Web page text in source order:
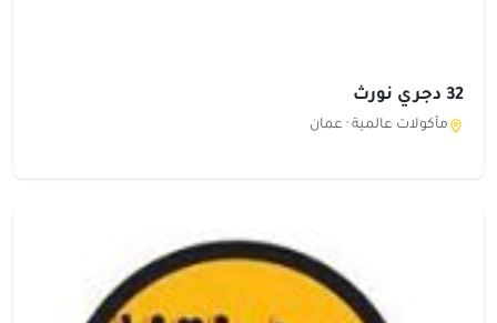
32 دجري نورث
مأكولات عالمية · عمان